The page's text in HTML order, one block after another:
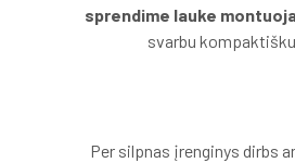
sprendime lauke
svarbu
Per silpnas įrenginys dirbs